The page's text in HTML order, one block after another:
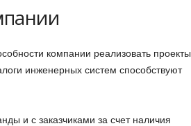
компании реализовать проекты
инженерных систем способствуют
и с заказчиками за счет наличия